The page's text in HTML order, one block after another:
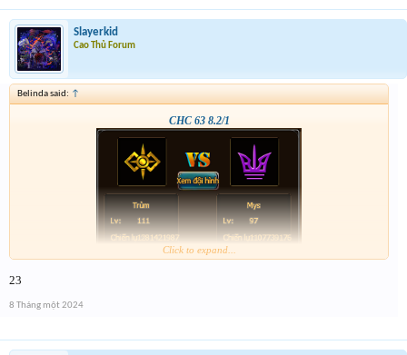
Slayerkid
Cao Thủ Forum
Belinda said: ↑
CHC 63 8.2/1
Click to expand...
23
8 Tháng một 2024